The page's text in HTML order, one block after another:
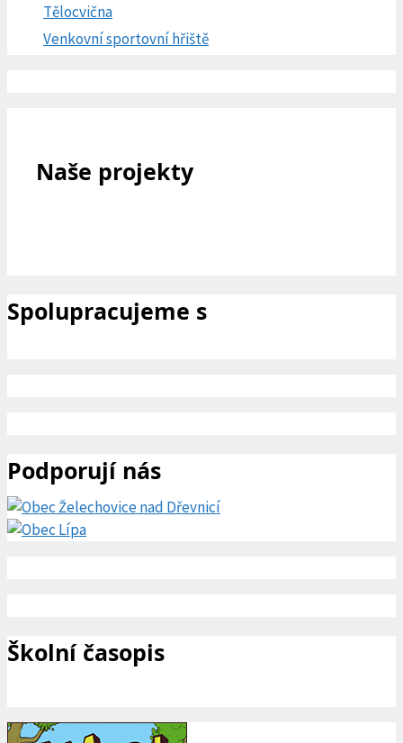
Tělocvična
Venkovní sportovní hřiště
Naše projekty
Spolupracujeme s
Podporují nás
Školní časopis